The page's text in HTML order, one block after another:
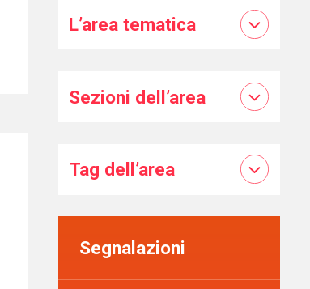
L’area tematica
Sezioni dell’area
Tag dell’area
Segnalazioni